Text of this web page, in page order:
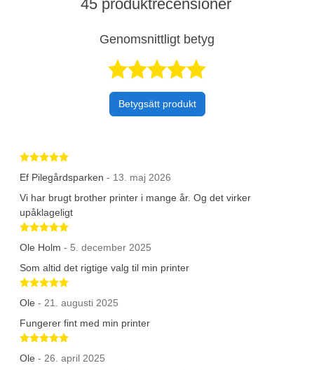
45 produktrecensioner
Genomsnittligt betyg
Betygsatt 4,9
Betygsätt produkt
Betygsatt 5 av 5 stjärnor
Ef Pilegårdsparken - 13. maj 2026
Vi har brugt brother printer i mange år. Og det virker
upåklageligt
Betygsatt 5 av 5 stjärnor
Ole Holm - 5. december 2025
Som altid det rigtige valg til min printer
Betygsatt 5 av 5 stjärnor
Ole - 21. augusti 2025
Fungerer fint med min printer
Betygsatt 5 av 5 stjärnor
Ole - 26. april 2025